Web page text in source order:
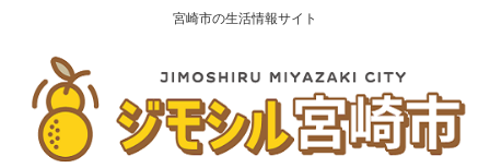
宮崎市の生活情報サイト